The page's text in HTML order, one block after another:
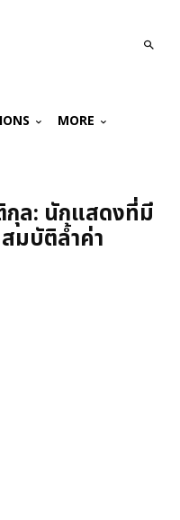
MORE
กุล: นักแสดงที่มี
มบัติล้ำค่า